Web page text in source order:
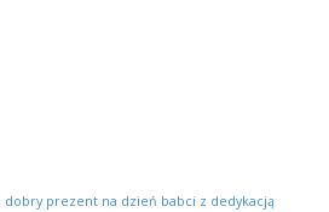
dobry prezent na dzień babci z dedykacją